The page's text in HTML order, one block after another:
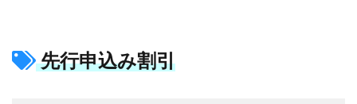
先行申込み割引